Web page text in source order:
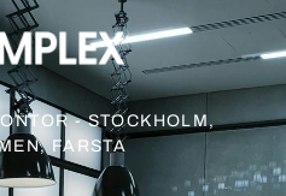
- STOCKHOLM,
FARSTA